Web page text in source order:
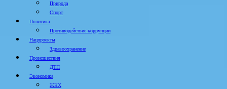
Природа
Спорт
Политика
Противодействие коррупции
Нацпроекты
Здравоохранение
Происшествия
ДТП
Экономика
ЖКХ